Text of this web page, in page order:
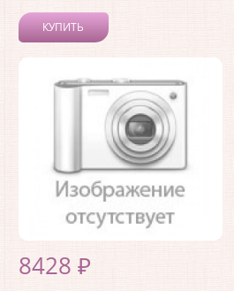
КУПИТЬ
8428 ₽